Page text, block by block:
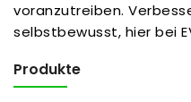
voranzutreiben.
selbstbewusst, hier bei
Produkte